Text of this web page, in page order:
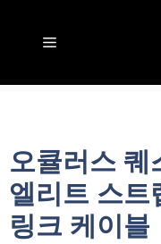
너
뛰
기
메
뉴
오큘러스
엘리트 스트
링크 케이블